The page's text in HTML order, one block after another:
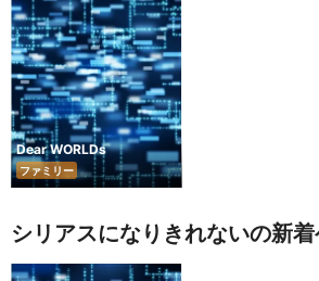
Dear WORLDs
ファミリー
シリアスになりきれないの新